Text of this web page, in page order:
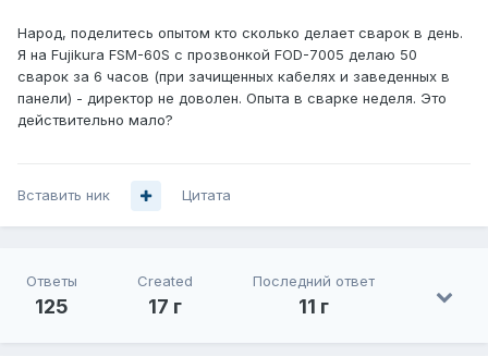
Народ, поделитесь опытом кто сколько делает сварок в день.
Я на Fujikura FSM-60S с прозвонкой FOD-7005 делаю 50
сварок за 6 часов (при зачищенных кабелях и заведенных в
панели) - директор не доволен. Опыта в сварке неделя. Это
действительно мало?
Вставить ник Цитата
Ответы
125
Created
17 г
Последний ответ
11 г